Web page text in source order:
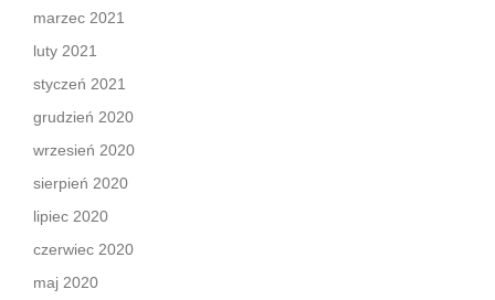
marzec 2021
luty 2021
styczeń 2021
grudzień 2020
wrzesień 2020
sierpień 2020
lipiec 2020
czerwiec 2020
maj 2020